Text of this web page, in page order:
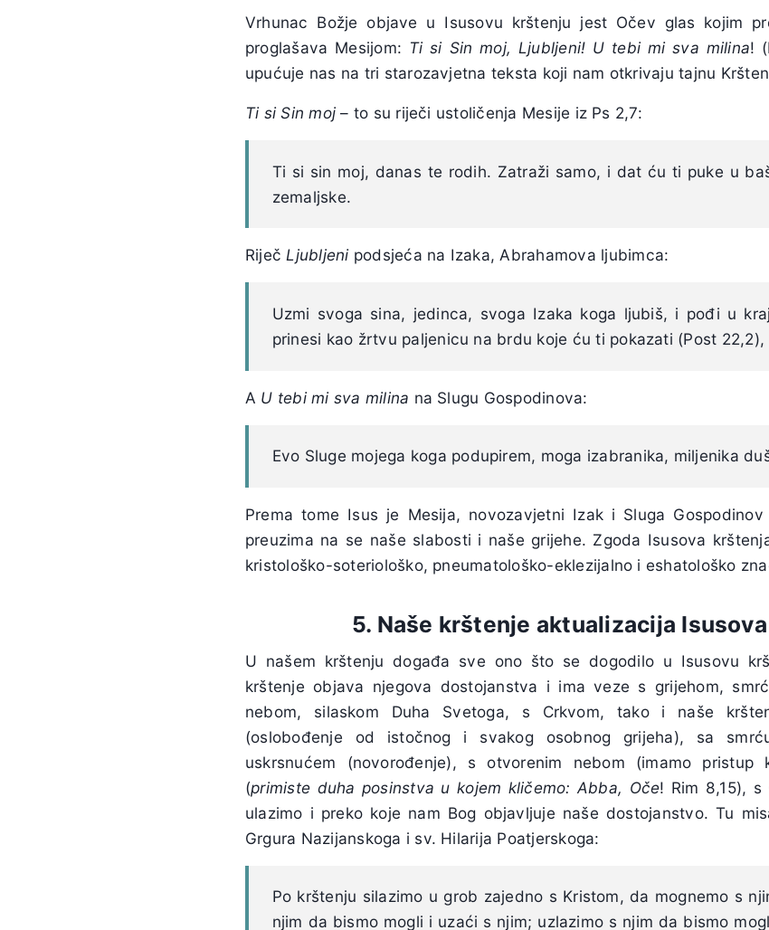
Vrhunac Božje objave u Isusovu krštenju jest Očev glas kojim
proglašava Mesijom: Ti si Sin moj, Ljubljeni! U tebi mi sva milina!
upućuje nas na tri starozavjetna teksta koji nam otkrivaju tajnu
Ti si Sin moj – to su riječi ustoličenja Mesije iz Ps 2,7:
Ti si sin moj, danas te rodih. Zatraži samo, i dat ću ti puke u
zemaljske.
RiječLjubljenipodsjeća na Izaka, Abrahamova ljubimca:
Uzmi svoga sina, jedinca, svoga Izaka koga ljubiš, i pođi u
prinesi kao žrtvu paljenicu na brdu koje ću ti pokazati (Post 22,2),
A U tebi mi sva milina na Slugu Gospodinova:
Evo Sluge mojega koga podupirem, moga izabranika, miljenika
Prema tome Isus je Mesija, novozavjetni Izak i Sluga
preuzima na se naše slabosti i naše grijehe. Zgoda Isusova
kristološko-soteriološko, pneumatološko-eklezijalno i eshatološko
5. Naše krštenje aktualizacija
U našem krštenju događa sve ono što se dogodilo u Isusovu
krštenje objava njegova dostojanstva i ima veze s grijehom,
nebom, silaskom Duha Svetoga, s Crkvom, tako i naše
(oslobođenje od istočnog i svakog osobnog grijeha), sa
uskrsnućem (novorođenje), s otvorenim nebom (imamo
(primiste duha posinstva u kojem kličemo: Abba, Oče! Rim 8,15),
ulazimo i preko koje nam Bog objavljuje naše dostojanstvo. Tu
Grgura Nazijanskoga i sv. Hilarija Poatjerskoga:
Po krštenju silazimo u grob zajedno s Kristom, da mognemo s
njim da bismo mogli i uzaći s njim; uzlazimo s njim da bismo